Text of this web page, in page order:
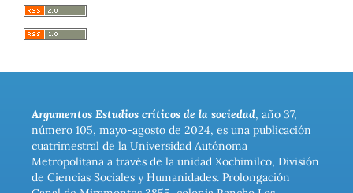
Argumentos Estudios críticos de la sociedad, año 37,
número 105, mayo-agosto de 2024, es una publicación
cuatrimestral de la Universidad Autónoma
Metropolitana a través de la unidad Xochimilco, División
de Ciencias Sociales y Humanidades. Prolongación